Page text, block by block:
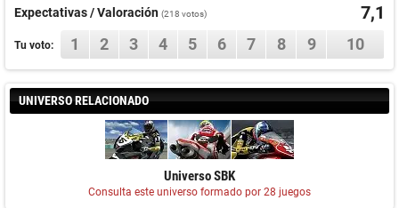
Expectativas / Valoración (218 votos) 7,1
Tu voto: 1 2 3 4 5 6 7 8 9 10
UNIVERSO RELACIONADO
Universo SBK
Consulta este universo formado por 28 juegos